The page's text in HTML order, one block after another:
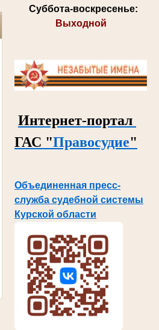
Суббота-воскресенье:
Выходной
Интернет-портал
ГАС "Правосудие"
Объединенная пресс-
служба судебной системы
Курской области